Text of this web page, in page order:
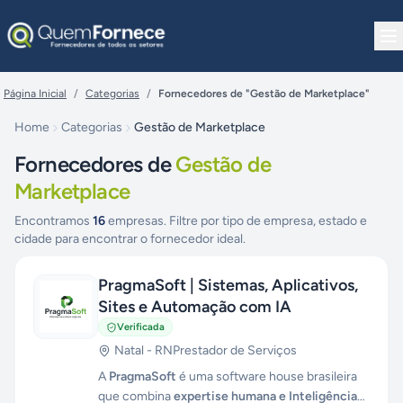
Página Inicial / Categorias / Fornecedores de "Gestão de Marketplace"
Home Categorias Gestão de Marketplace
Fornecedores deGestão de
Marketplace
Encontramos 16empresas. Filtre por tipo de empresa, estado e
cidade para encontrar o fornecedor ideal.
PragmaSoft | Sistemas, Aplicativos,
Sites e Automação com IA
Verificada
Natal - RNPrestador de Serviços
A PragmaSoft é uma software house brasileira
que combinaexpertise humana e Inteligência